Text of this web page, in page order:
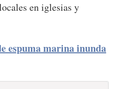
en iglesias y
espuma marina inunda